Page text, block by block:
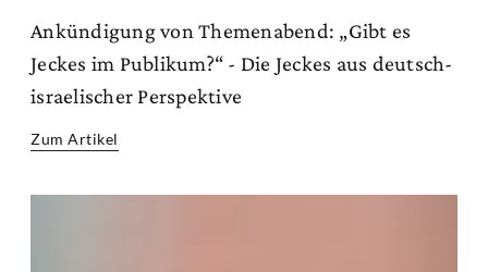
Ankündigung von Themenabend: „Gibt es
Jeckes im Publikum?“ - Die Jeckes aus deutsch-
israelischer Perspektive
Zum Artikel